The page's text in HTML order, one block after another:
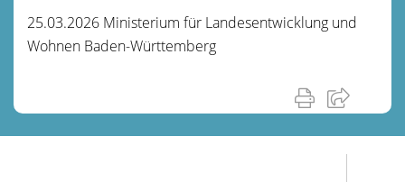
25.03.2026 Ministerium für Landesentwicklung und
Wohnen Baden-Württemberg